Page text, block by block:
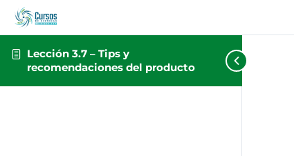
Lección 3.7 – Tips y
recomendaciones del producto